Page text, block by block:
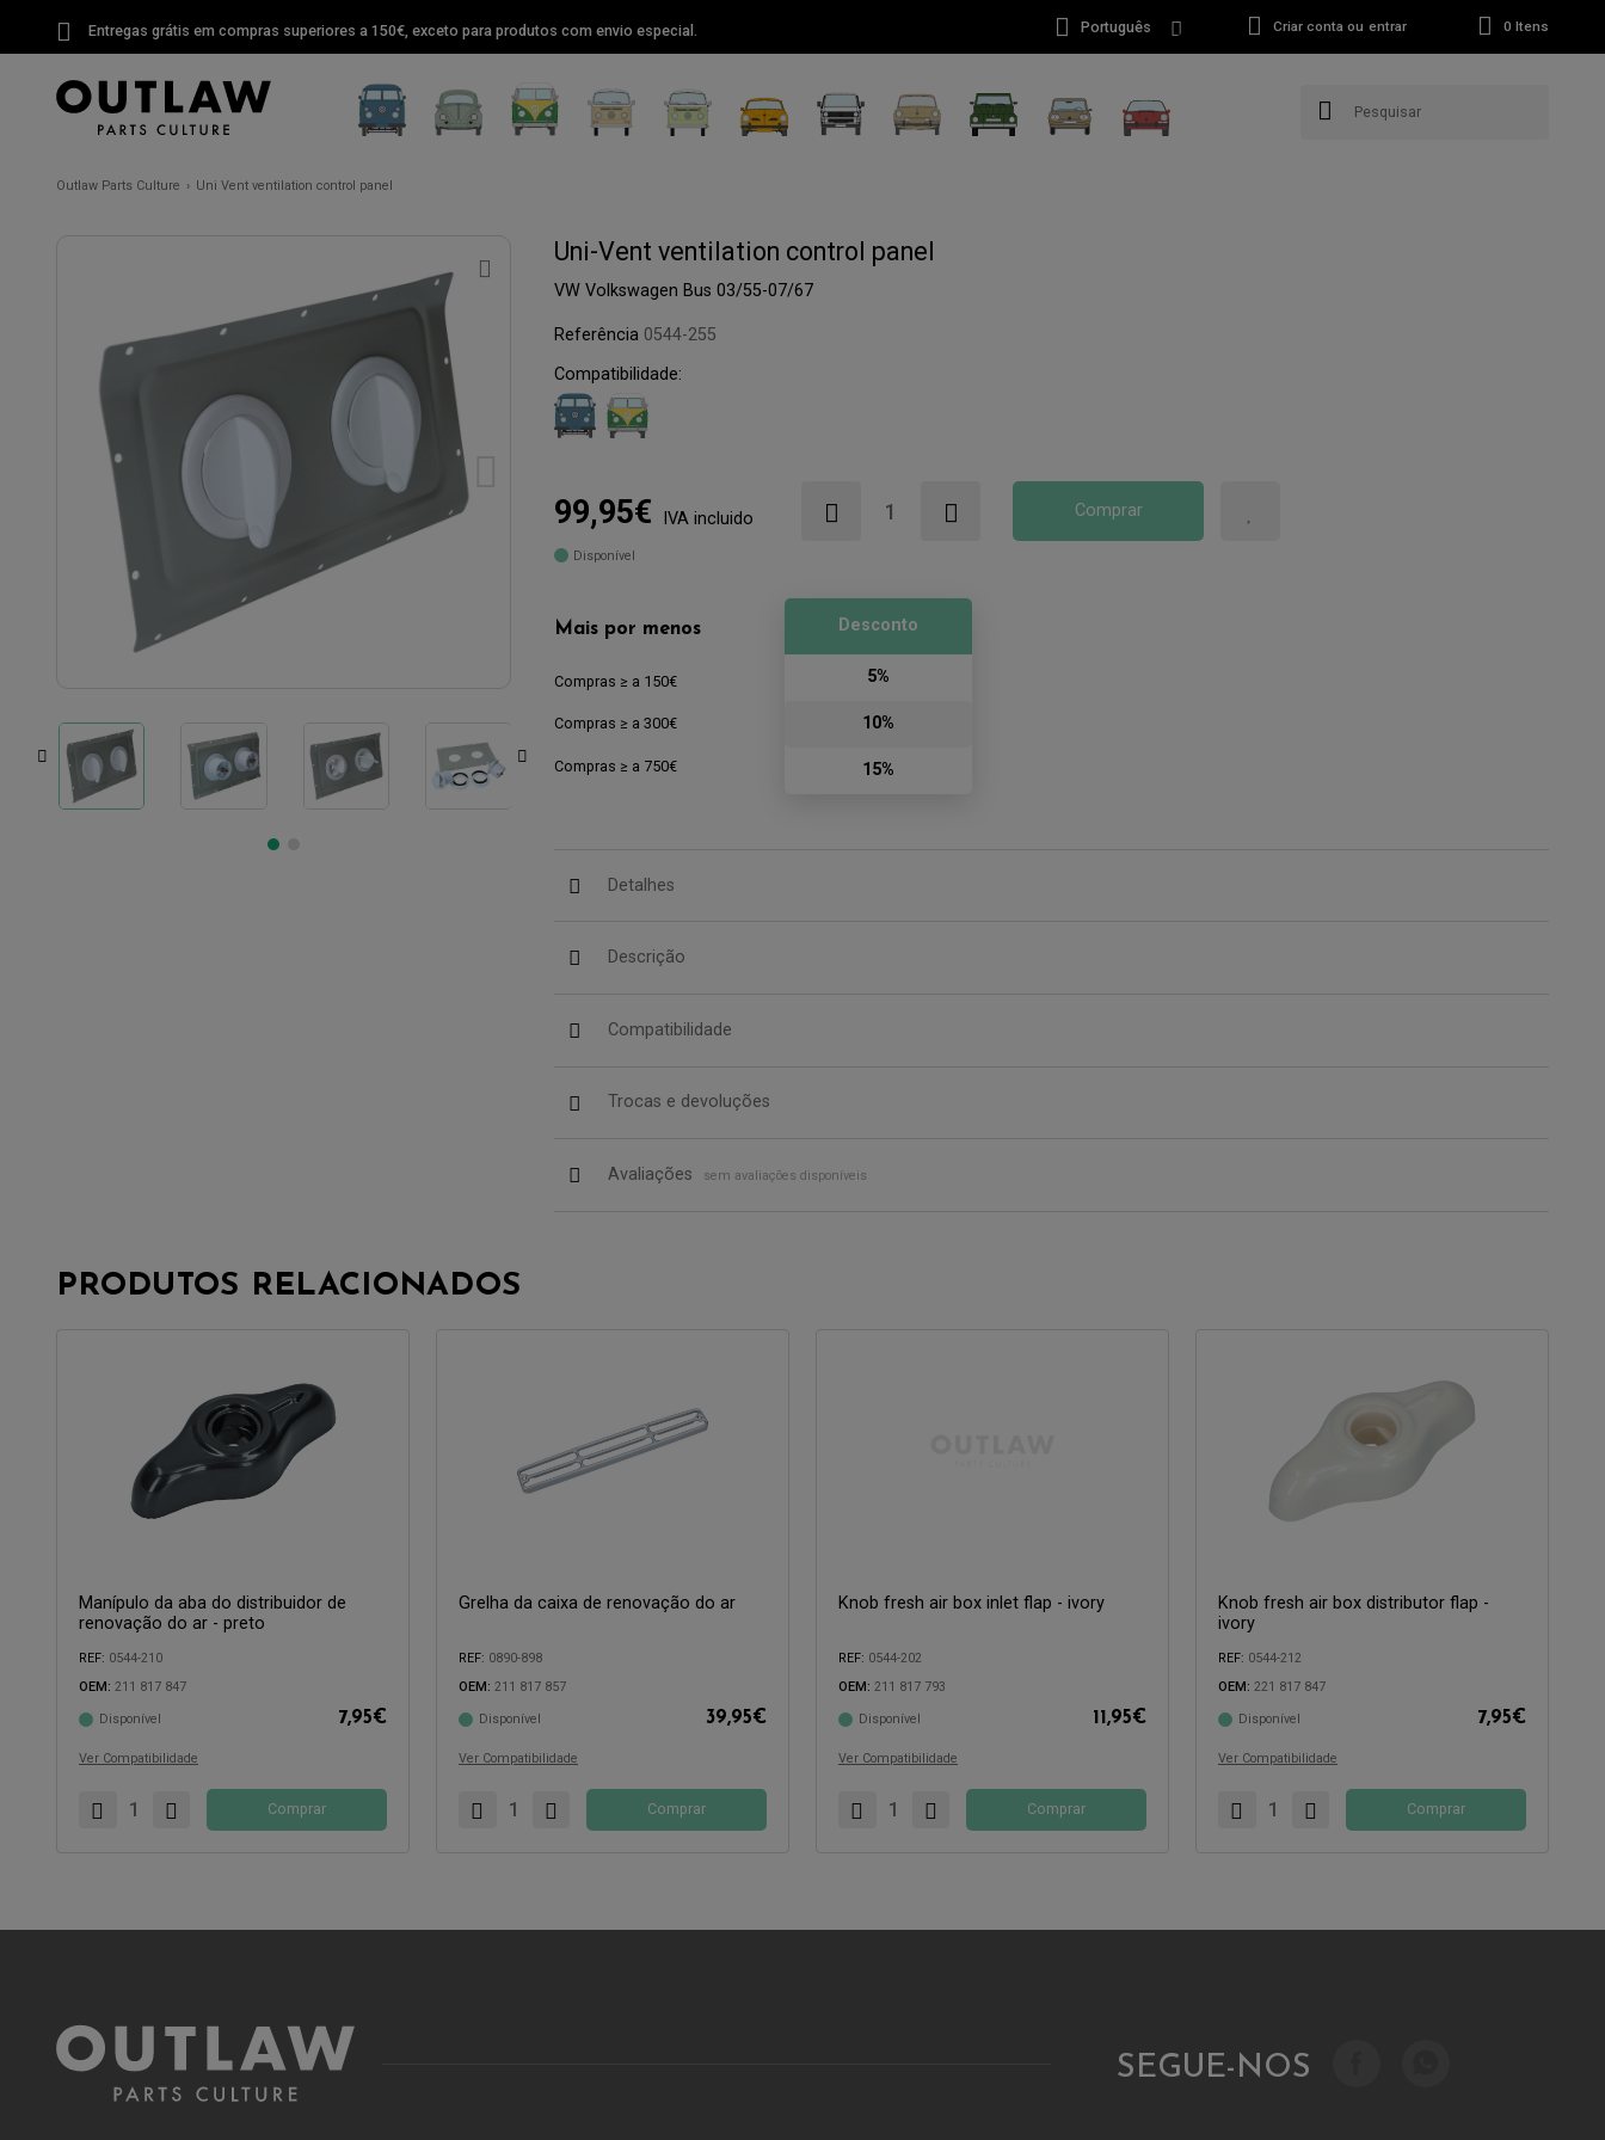
Entregas grátis em compras superiores a 150€, exceto para produtos com envio especial. Português Criar conta ou entrar 0 Itens
Outlaw Parts Culture Uni Vent ventilation control panel
Uni-Vent ventilation control panel
VW Volkswagen Bus 03/55-07/67
Referência 0544-255
Compatibilidade:
99,95€ IVA incluido Comprar
Disponível
Mais por menos
Compras ≥ a 150€
Compras ≥ a 300€
Compras ≥ a 750€
Desconto
5%
10%
15%
Detalhes
Descrição
Compatibilidade
Trocas e devoluções
Avaliações sem avaliações disponíveis
PRODUTOS RELACIONADOS
Manípulo da aba do distribuidor de
renovação do ar - preto
REF: 0544-210
OEM: 211 817 847
Disponível 7,95€
Ver Compatibilidade
Compatível com:
Comprar
Grelha da caixa de renovação do ar
REF: 0890-898
OEM: 211 817 857
Disponível 39,95€
Ver Compatibilidade
Compatível com:
Comprar
Knob fresh air box inlet flap - ivory
REF: 0544-202
OEM: 211 817 793
Disponível 11,95€
Ver Compatibilidade
Compatível com:
Comprar
Knob fresh air box distributor flap -
ivory
REF: 0544-212
OEM: 221 817 847
Disponível 7,95€
Ver Compatibilidade
Compatível com:
Comprar
SEGUE-NOS